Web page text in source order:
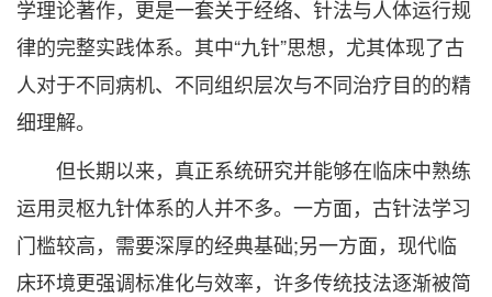
学理论著作，更是一套关于经络、针法与人体运行规
律的完整实践体系。其中“九针”思想，尤其体现了古
人对于不同病机、不同组织层次与不同治疗目的的精
细理解。
但长期以来，真正系统研究并能够在临床中熟练
运用灵枢九针体系的人并不多。一方面，古针法学习
门槛较高，需要深厚的经典基础;另一方面，现代临
床环境更强调标准化与效率，许多传统技法逐渐被简